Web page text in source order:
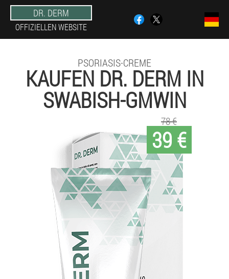
DR. DERM
OFFIZIELLEN WEBSITE
PSORIASIS-CREME
KAUFEN DR. DERM IN
SWABISH-GMWIN
39 €
78 €